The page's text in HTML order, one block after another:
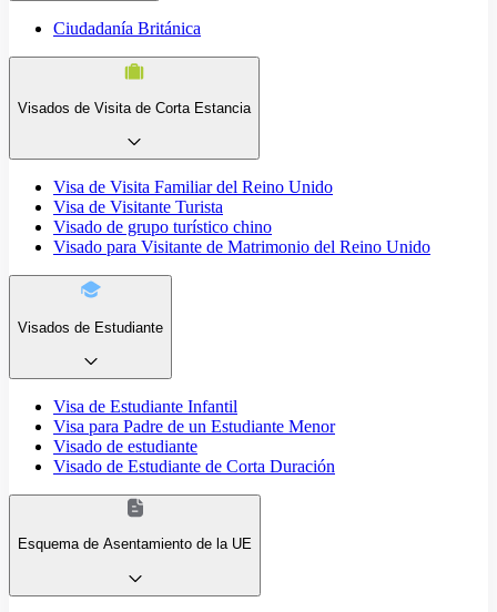
Ciudadanía Británica
Visados de Visita de Corta Estancia
Visa de Visita Familiar del Reino Unido
Visa de Visitante Turista
Visado de grupo turístico chino
Visado para Visitante de Matrimonio del Reino Unido
Visados de Estudiante
Visa de Estudiante Infantil
Visa para Padre de un Estudiante Menor
Visado de estudiante
Visado de Estudiante de Corta Duración
Esquema de Asentamiento de la UE